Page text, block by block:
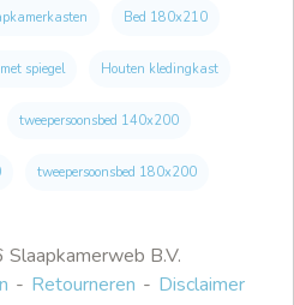
B.V.
Retourneren
Disclaimer
Bed 180x210
spiegel Houten kledingkast
tweepersoonsbed 140x200
tweepersoonsbed 180x200